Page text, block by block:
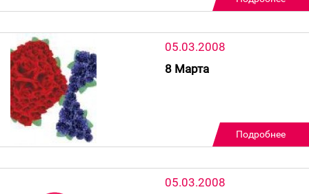
05.03.2008
8 Марта
Подробнее
05.03.2008